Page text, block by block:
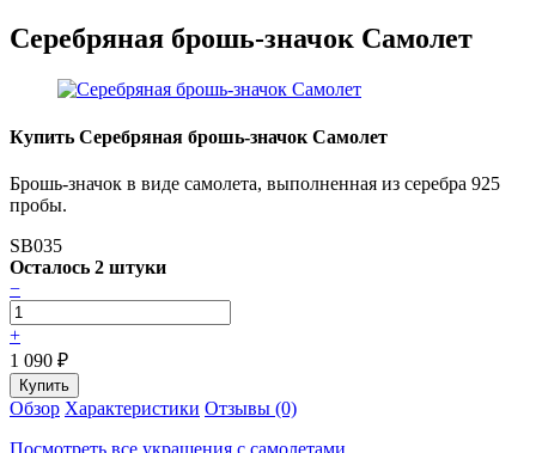
Серебряная брошь-значок Самолет
Купить Серебряная брошь-значок Самолет
Брошь-значок в виде самолета, выполненная из серебра 925
пробы.
SB035
Осталось 2 штуки
−
+
1 090 ₽
Обзор Характеристики Отзывы (0)
Посмотреть все украшения с самолетами